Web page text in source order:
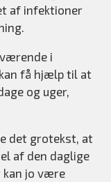
af infektioner
i
få hjælp til at
og uger,
det grotekst, at
af den daglige
kan jo være